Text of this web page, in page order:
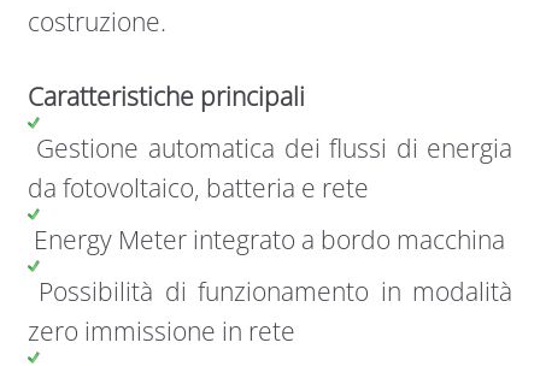
costruzione.
Caratteristiche principali
Gestione automatica dei flussi di energia
da fotovoltaico, batteria e rete
Energy Meter integrato a bordo macchina
Possibilità di funzionamento in modalità
zero immissione in rete